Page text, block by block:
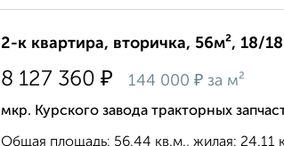
2-к квартира, вторичка, 56м², 18/
8 127 360 ₽ 144 000 ₽ за м²
мкр. Курского завода тракторных
Общая площадь: 56.44 кв.м., жилая: 24.11